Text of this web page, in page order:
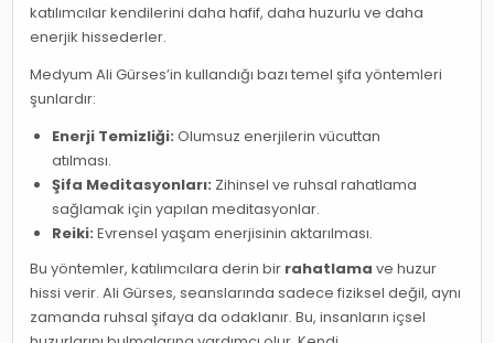
katılımcılar kendilerini daha hafif, daha huzurlu ve daha
enerjik hissederler.
Medyum Ali Gürses’in kullandığı bazı temel şifa yöntemleri
şunlardır:
Enerji Temizliği: Olumsuz enerjilerin vücuttan
atılması.
Şifa Meditasyonları: Zihinsel ve ruhsal rahatlama
sağlamak için yapılan meditasyonlar.
Reiki: Evrensel yaşam enerjisinin aktarılması.
Bu yöntemler, katılımcılara derin bir rahatlama ve huzur
hissi verir. Ali Gürses, seanslarında sadece fiziksel değil, aynı
zamanda ruhsal şifaya da odaklanır. Bu, insanların içsel